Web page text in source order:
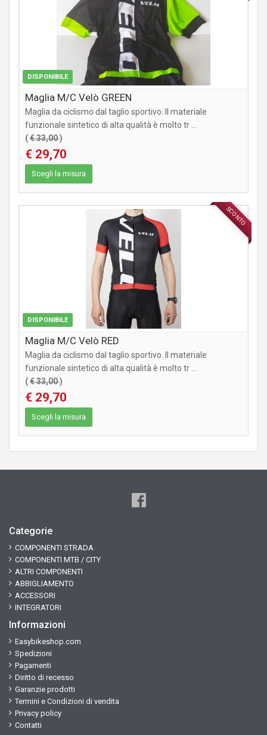
DISPONIBILE
Maglia M/C Velò GREEN
Maglia da ciclismo dal taglio sportivo. Il materiale
funzionale sintetico di alta qualità è molto tr ...
(€ 33,00)
€ 29,70
Scegli la misura
SCONTO
DISPONIBILE
ABBIGLIAMENTO
Maglia M/C Velò RED
Maglia da ciclismo dal taglio sportivo. Il materiale
funzionale sintetico di alta qualità è molto tr ...
(€ 33,00)
€ 29,70
Scegli la misura
Categorie
COMPONENTI STRADA
COMPONENTI MTB / CITY
ALTRI COMPONENTI
ABBIGLIAMENTO
ACCESSORI
INTEGRATORI
Informazioni
Easybikeshop.com
Spedizioni
Pagamenti
Diritto di recesso
Garanzie prodotti
Termini e Condizioni di vendita
Privacy policy
Contatti